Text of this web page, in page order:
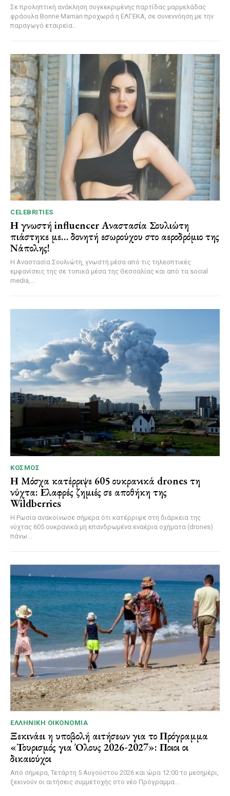
Σε προληπτική ανάκληση συγκεκριμένης παρτίδας μαρμελάδας
φράουλα Bonne Maman προχωρά η ΕΛΓΕΚΑ, σε συνεννόηση με την
παραγωγό εταιρεία...
CELEBRITIES
Η γνωστή influencer Αναστασία Σουλιώτη
πιάστηκε με… δονητή εσωρούχου στο αεροδρόμιο της
Νάπολης!
Η Αναστασία Σουλιώτη, γνωστή μέσα από τις τηλεοπτικές
εμφανίσεις της σε τοπικά μέσα της Θεσσαλίας και από τα social
media,...
ΚΌΣΜΟΣ
Η Μόσχα κατέρριψε 605 ουκρανικά drones τη
νύχτα: Ελαφρές ζημιές σε αποθήκη της
Wildberries
Η Ρωσία ανακοίνωσε σήμερα ότι κατέρριψε στη διάρκεια της
νύχτας 605 ουκρανικά μη επανδρωμένα εναέρια οχήματα (drones)
πάνω...
ΕΛΛΗΝΙΚΉ ΟΙΚΟΝΟΜΊΑ
Ξεκινάει η υποβολή αιτήσεων για το Πρόγραμμα
«Τουρισμός για Όλους 2026-2027»: Ποιοι οι
δικαιούχοι
Από σήμερα, Τετάρτη 5 Αυγούστου 2026 και ώρα 12:00 το μεσημέρι,
ξεκινούν οι αιτήσεις συμμετοχής στο νέο Πρόγραμμα...